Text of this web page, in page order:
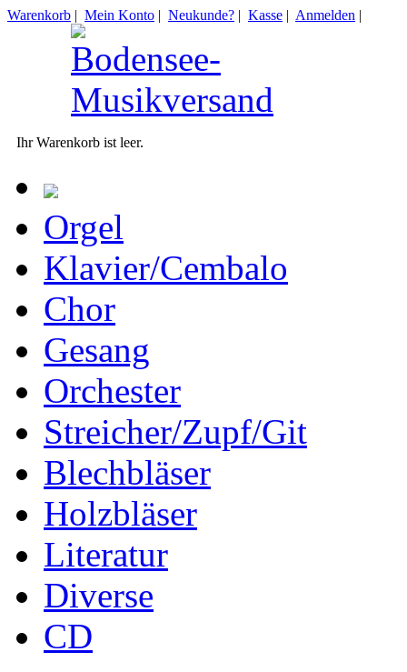
Warenkorb | Mein Konto | Neukunde? | Kasse | Anmelden |
Ihr Warenkorb ist leer.
Orgel
Klavier/Cembalo
Chor
Gesang
Orchester
Streicher/Zupf/Git
Blechbläser
Holzbläser
Literatur
Diverse
CD